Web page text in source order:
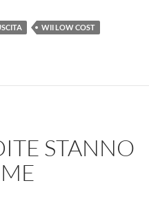
WII LOW COST
STANNO